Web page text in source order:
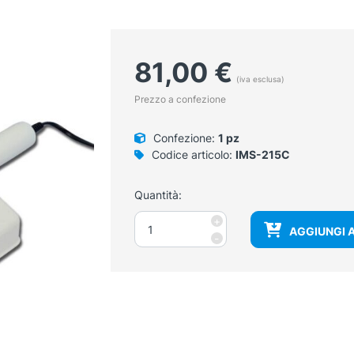
81,00 € (iva esclusa)
Prezzo a confezione
Confezione: 1 pz
Codice articolo: IMS-215C
Quantità:
-
Lampada
wood
UV
+
AGGIUNGI